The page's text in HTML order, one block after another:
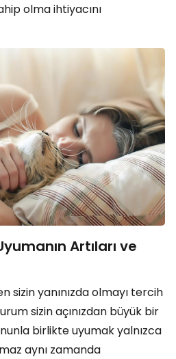
olma ihtiyacını
Artıları ve
sizin yanınızda olmayı tercih
sizin açınızdan büyük bir
birlikte uyumak yalnızca
aynı zamanda